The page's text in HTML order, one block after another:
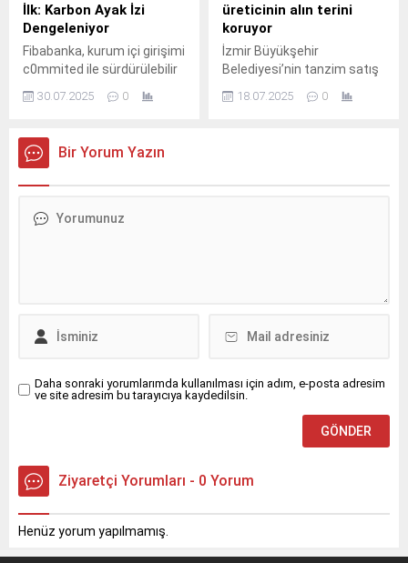
İlk: Karbon Ayak İzi
Dengeleniyor
Fibabanka, kurum içi girişimi
c0mmited ile sürdürülebilir
devam ediyor.
30.07.2025 0
üreticinin alın terini
koruyor
İzmir Büyükşehir
Belediyesi’nin tanzim satış
Türkiye’ye örnek oluyor.
18.07.2025 0
Bir Yorum Yazın
Daha sonraki yorumlarımda kullanılması için adım, e-posta adresim
ve site adresim bu tarayıcıya kaydedilsin.
Ziyaretçi Yorumları - 0 Yorum
Henüz yorum yapılmamış.